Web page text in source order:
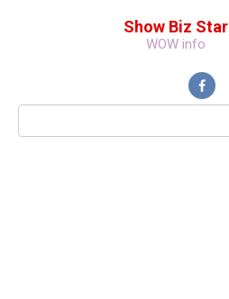
Show Biz Star
WOW info
Поиск: